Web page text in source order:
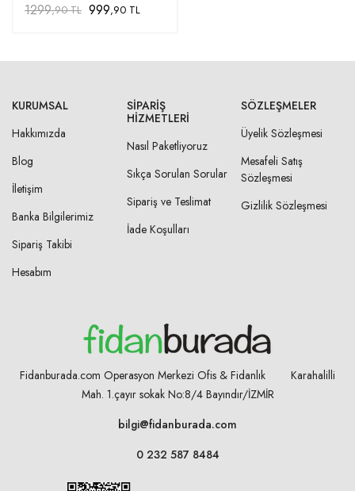
1299,90 TL 999,90 TL
KURUMSAL
Hakkımızda
Blog
İletişim
Banka Bilgilerimiz
Sipariş Takibi
Hesabım
SIPARIŞ
HIZMETLERI
Nasıl Paketliyoruz
Sıkça Sorulan Sorular
Sipariş ve Teslimat
İade Koşulları
SÖZLEŞMELER
Üyelik Sözleşmesi
Mesafeli Satış
Sözleşmesi
Gizlilik Sözleşmesi
Fidanburada.com Operasyon Merkezi Ofis & Fidanlık Karahalilli
Mah. 1.çayır sokak No:8/4 Bayındır/İZMİR
bilgi@fidanburada.com
0 232 587 8484